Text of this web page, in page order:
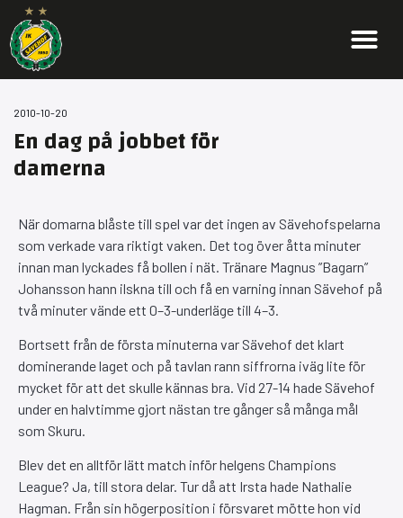
2010-10-20
En dag på jobbet för
damerna
När domarna blåste till spel var det ingen av Sävehofspelarna
som verkade vara riktigt vaken. Det tog över åtta minuter
innan man lyckades få bollen i nät. Tränare Magnus ”Bagarn”
Johansson hann ilskna till och få en varning innan Sävehof på
två minuter vände ett 0–3-underläge till 4–3.
Bortsett från de första minuterna var Sävehof det klart
dominerande laget och på tavlan rann siffrorna iväg lite för
mycket för att det skulle kännas bra. Vid 27-14 hade Sävehof
under en halvtimme gjort nästan tre gånger så många mål
som Skuru.
Blev det en alltför lätt match inför helgens Champions
League? Ja, till stora delar. Tur då att Irsta hade Nathalie
Hagman. Från sin högerposition i försvaret mötte hon vid